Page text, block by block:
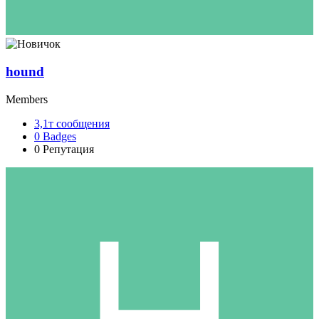
hound
Members
3,1т сообщения
0 Badges
0 Репутация